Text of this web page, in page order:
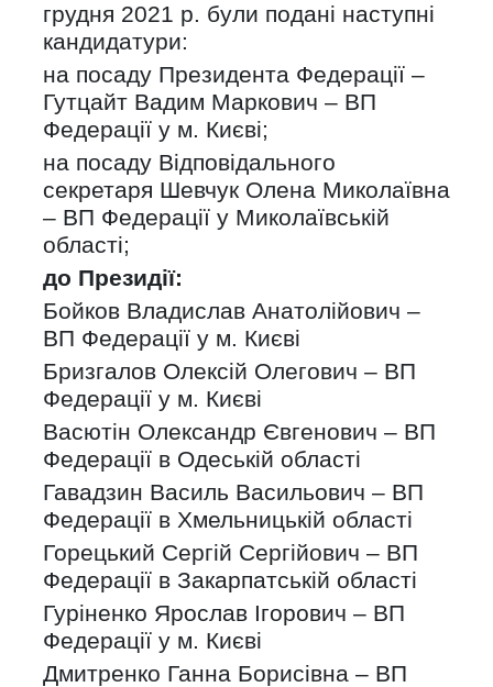
грудня 2021 р. були подані наступні
кандидатури:
на посаду Президента Федерації –
Гутцайт Вадим Маркович – ВП
Федерації у м. Києві;
на посаду Відповідального
секретаря Шевчук Олена Миколаївна
– ВП Федерації у Миколаївській
області;
до Президії:
Бойков Владислав Анатолійович –
ВП Федерації у м. Києві
Бризгалов Олексій Олегович – ВП
Федерації у м. Києві
Васютін Олександр Євгенович – ВП
Федерації в Одеській області
Гавадзин Василь Васильович – ВП
Федерації в Хмельницькій області
Горецький Сергій Сергійович – ВП
Федерації в Закарпатській області
Гуріненко Ярослав Ігорович – ВП
Федерації у м. Києві
Дмитренко Ганна Борисівна – ВП